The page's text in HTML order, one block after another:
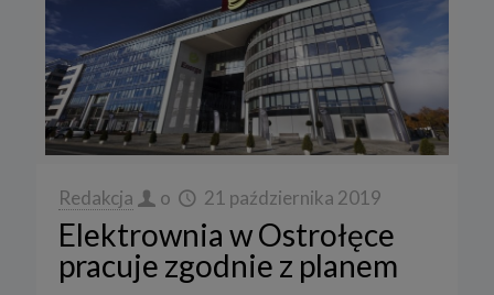
Redakcja o 21 października 2019
Elektrownia w Ostrołęce
pracuje zgodnie z planem